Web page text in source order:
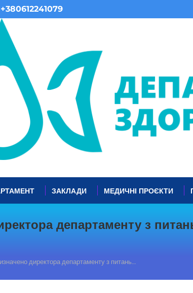
ЗАКЛАДИ МЕДИЧНІ ПРОЄКТИ
департаменту з
директора департаменту з питань…